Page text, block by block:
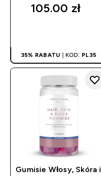
105.00 zł‎
35% RABATU | KOD: PL35
Gumisie Włosy, Skóra i